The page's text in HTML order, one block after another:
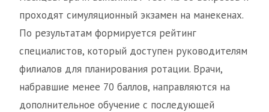
проходят симуляционный экзамен на манекенах.
По результатам формируется рейтинг
специалистов, который доступен руководителям
филиалов для планирования ротации. Врачи,
набравшие менее 70 баллов, направляются на
дополнительное обучение с последующей